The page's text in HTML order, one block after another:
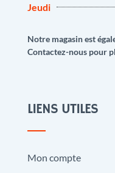
Jeudi
Notre magasin est
Contactez-nous pour
LIENS UTILES
Mon compte